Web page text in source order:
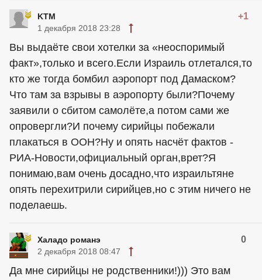
KTM +1
1 декабря 2018 23:28
Вы выдаёте свои хотелки за «неоспоримый
факт»,только и всего.Если Израиль отлетался,то
кто же тогда бомбил аэропорт под Дамаском?
Что там за взрывы в аэропорту были?Почему
заявили о сбитом самолёте,а потом сами же
опровергли?И почему сирийцы побежали
плакаться в ООН?Ну и опять насчёт фактов -
РИА-Новости,официальный орган,врет?Я
понимаю,вам очень досадно,что израильтяне
опять перехитрили сирийцев,но с этим ничего не
поделаешь.
Халадо романэ 0
2 декабря 2018 08:47
Да мне сирийцы не родственники!))) Это вам